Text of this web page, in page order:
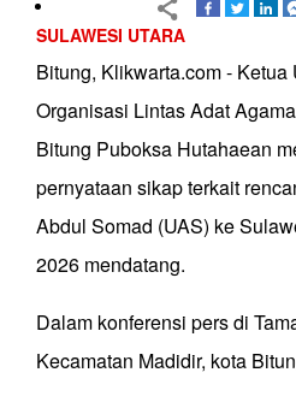
SULAWESI UTARA
Bitung, Klikwarta.com - Ketua
Organisasi Lintas Adat
Bitung Puboksa Hutahaean
pernyataan sikap terkait
Abdul Somad (UAS) ke
2026 mendatang.
Dalam konferensi pers di
Kecamatan Madidir, kota